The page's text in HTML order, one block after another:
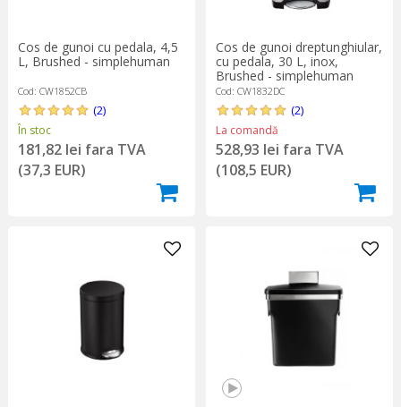
Cos de gunoi cu pedala, 4,5
L, Brushed - simplehuman
Cod: CW1852CB
(2)
În stoc
181,82 lei fara TVA
(37,3 EUR)
Cos de gunoi dreptunghiular,
cu pedala, 30 L, inox,
Brushed - simplehuman
Cod: CW1832DC
(2)
La comandă
528,93 lei fara TVA
(108,5 EUR)